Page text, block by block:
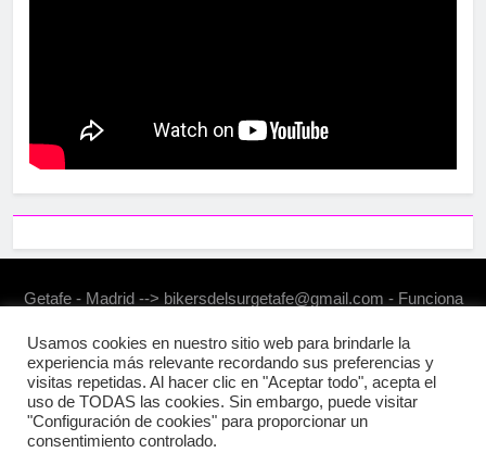
Getafe - Madrid --> bikersdelsurgetafe@gmail.com - Funciona
Usamos cookies en nuestro sitio web para brindarle la
experiencia más relevante recordando sus preferencias y
visitas repetidas. Al hacer clic en "Aceptar todo", acepta el
uso de TODAS las cookies. Sin embargo, puede visitar
"Configuración de cookies" para proporcionar un
consentimiento controlado.